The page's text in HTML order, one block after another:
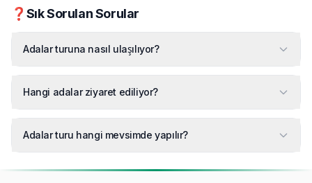
❓ Sık Sorulan Sorular
Adalar turuna nasıl ulaşılıyor?
Hangi adalar ziyaret ediliyor?
Adalar turu hangi mevsimde yapılır?